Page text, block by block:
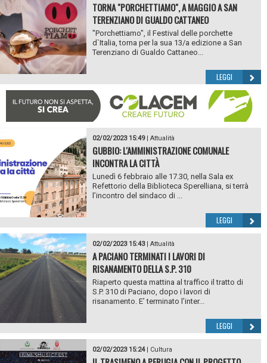
TORNA "PORCHETTIAMO", A MAGGIO A SAN
TERENZIANO DI GUALDO CATTANEO
"Porchettiamo", il Festival delle porchette
d`Italia, torna per la sua 13/a edizione a San
Terenziano di Gualdo Cattaneo...
LEGGI
02/02/2023 15:49| Attualità
GUBBIO: L'AMMINISTRAZIONE COMUNALE
INCONTRA LA CITTÀ
Lunedì 6 febbraio alle 17.30, nella Sala ex
Refettorio della Biblioteca Sperelliana, si terrà
l’incontro del sindaco di ...
LEGGI
02/02/2023 15:43| Attualità
A PACIANO TERMINATI I LAVORI DI
RISANAMENTO DELLA S.P. 310
Riaperto questa mattina al traffico il tratto di
S.P. 310 di Paciano, dopo i lavori di
risanamento. E’ terminato l’inter...
LEGGI
02/02/2023 15:24| Cultura